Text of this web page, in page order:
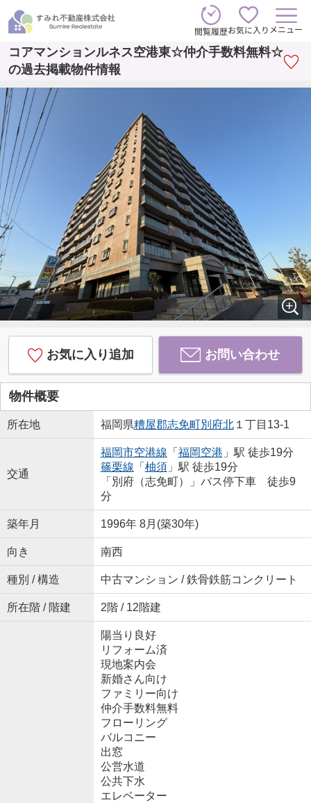
閲覧履歴お気に入り メニュー
コアマンションルネス空港東☆仲介手数料無料☆
の過去掲載物件情報
お気に入り追加 お問い合わせ
物件概要
所在地 福岡県糟屋郡志免町別府北１丁目13-1
交通
福岡市空港線 「 福岡空港 」駅 徒歩19分
篠栗線 「 柚須」駅 徒歩19分
「別府（志免町）」バス停下車 徒歩9
分
築年月 1996年 8月(築30年)
向き 南西
種別 / 構造 中古マンション / 鉄骨鉄筋コンクリート
所在階 / 階建 2階 / 12階建
陽当り良好
リフォーム済
現地案内会
新婚さん向け
ファミリー向け
仲介手数料無料
フローリング
バルコニー
出窓
公営水道
公共下水
エレベーター